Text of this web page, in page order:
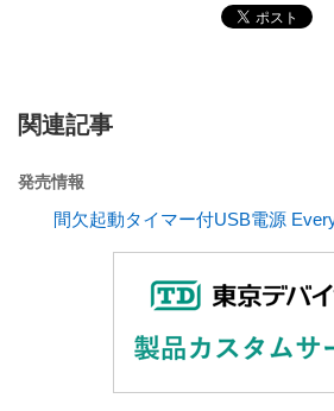
関連記事
発売情報
間欠起動タイマー付USB電源